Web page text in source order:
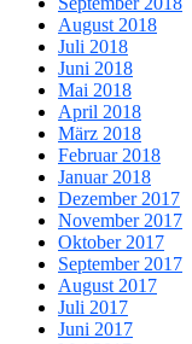
August 2018
Juli 2018
Juni 2018
Mai 2018
April 2018
März 2018
Februar 2018
Januar 2018
Dezember 2017
November 2017
Oktober 2017
September 2017
August 2017
Juli 2017
Juni 2017